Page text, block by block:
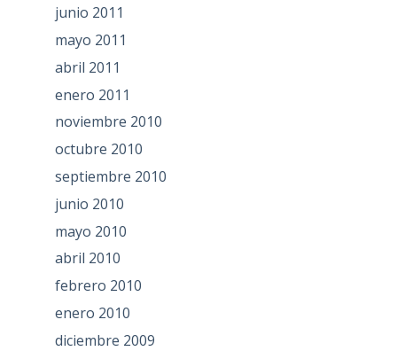
junio 2011
mayo 2011
abril 2011
enero 2011
noviembre 2010
octubre 2010
septiembre 2010
junio 2010
mayo 2010
abril 2010
febrero 2010
enero 2010
diciembre 2009